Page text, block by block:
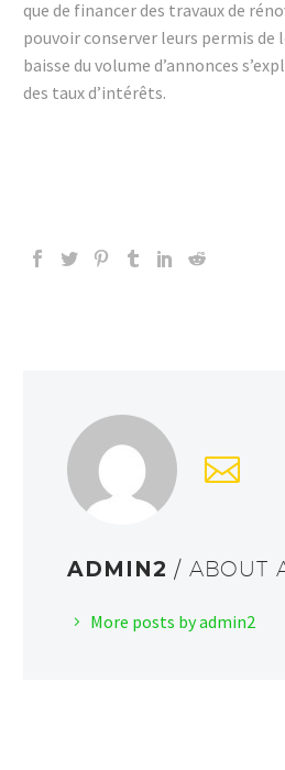
que de financer des travaux de
pouvoir conserver leurs permis de
baisse du volume d’annonces
des taux d’intérêts.
ADMIN2 / ABOUT
More posts by admin2